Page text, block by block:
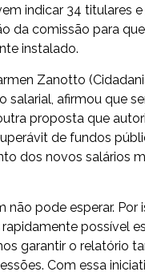
indicar 34 titulares
da comissão para
instalado.
Zanotto
salarial, afirmou que
proposta que
de fundos
dos novos salários
não pode esperar. Por
possível
garantir o relatório
Com essa